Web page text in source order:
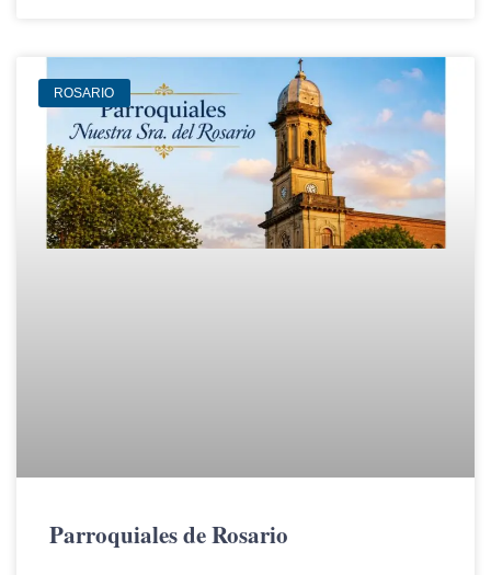
ROSARIO
Parroquiales de Rosario